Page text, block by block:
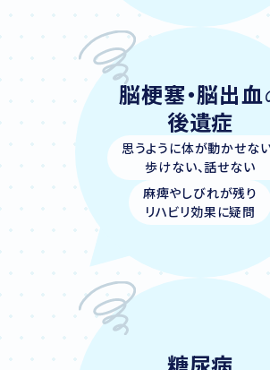
脳梗塞・脳出血
後遺症
思うように体が動かせない
歩けない、話せない
麻痺やしびれが残り
リハビリ効果に疑問